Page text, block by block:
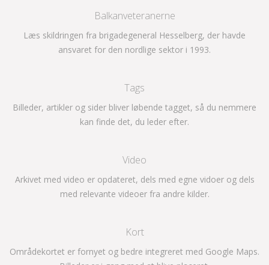
Balkanveteranerne
Læs skildringen fra brigadegeneral Hesselberg, der havde
ansvaret for den nordlige sektor i 1993.
Tags
Billeder, artikler og sider bliver løbende tagget, så du nemmere
kan finde det, du leder efter.
Video
Arkivet med video er opdateret, dels med egne vidoer og dels
med relevante videoer fra andre kilder.
Kort
Områdekortet er fornyet og bedre integreret med Google Maps.